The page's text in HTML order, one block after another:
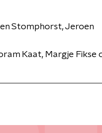
Stomphorst, Jeroen
Kaat, Margje Fikse